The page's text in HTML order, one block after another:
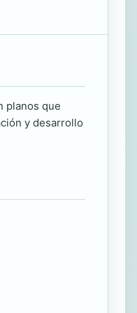
planos que
y desarrollo